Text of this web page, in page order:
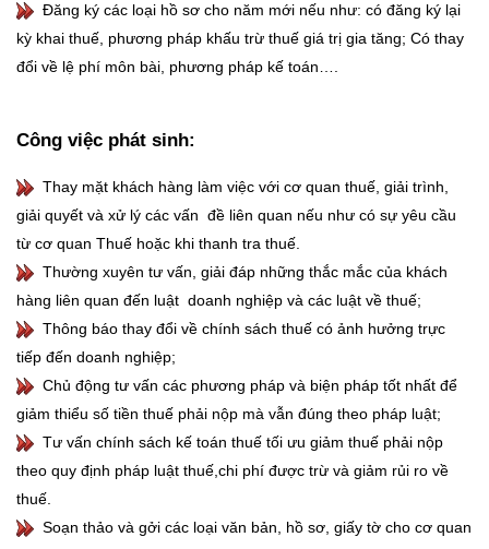
Đăng ký các loại hồ sơ cho năm mới nếu như: có đăng ký lại
kỳ khai thuế, phương pháp khấu trừ thuế giá trị gia tăng; Có thay
đổi về lệ phí môn bài, phương pháp kế toán….
Công việc phát sinh:
Thay mặt khách hàng làm việc với cơ quan thuế, giải trình,
giải quyết và xử lý các vấn đề liên quan nếu như có sự yêu cầu
từ cơ quan Thuế hoặc khi thanh tra thuế.
Thường xuyên tư vấn, giải đáp những thắc mắc của khách
hàng liên quan đến luật doanh nghiệp và các luật về thuế;
Thông báo thay đổi về chính sách thuế có ảnh hưởng trực
tiếp đến doanh nghiệp;
Chủ động tư vấn các phương pháp và biện pháp tốt nhất để
giảm thiểu số tiền thuế phải nộp mà vẫn đúng theo pháp luật;
Tư vấn chính sách kế toán thuế tối ưu giảm thuế phải nộp
theo quy định pháp luật thuế,chi phí được trừ và giảm rủi ro về
thuế.
Soạn thảo và gởi các loại văn bản, hồ sơ, giấy tờ cho cơ quan